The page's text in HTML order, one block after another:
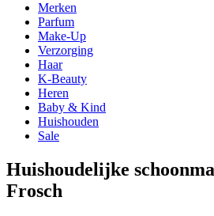
Merken
Parfum
Make-Up
Verzorging
Haar
K-Beauty
Heren
Baby & Kind
Huishouden
Sale
Huishoudelijke
Frosch